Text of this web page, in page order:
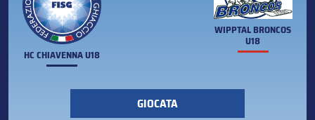
HC CHIAVENNA U18
WIPPTAL BRONCOS
U18
GIOCATA